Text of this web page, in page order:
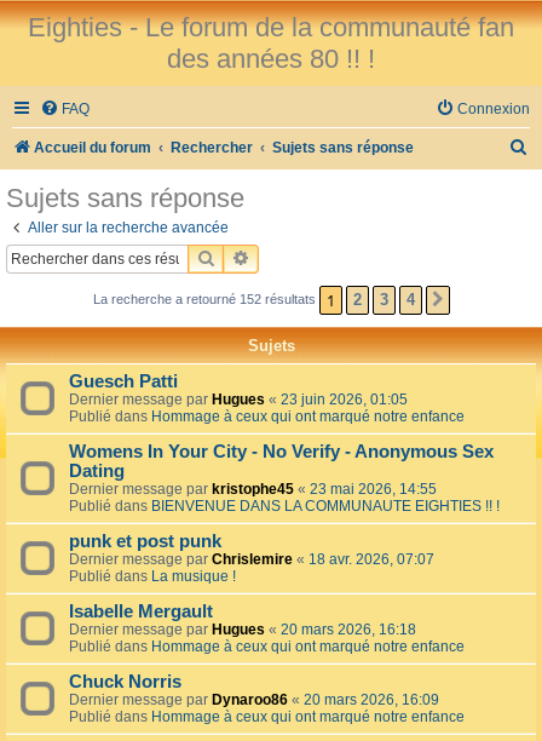
Eighties - Le forum de la communauté fan
des années 80 !! !
FAQ Connexion
Accueil du forum Rechercher Sujets sans réponse
h
r
Sujets sans réponse
Aller sur la recherche avancée
RECHERCHER
RECHERCHE AVANCÉE
La recherche a retourné 152 résultats 1 2 3 4
Sujets
Guesch Patti
Dernier message par Hugues « 23 juin 2026, 01:05
Publié dans Hommage à ceux qui ont marqué notre enfance
Womens In Your City - No Verify - Anonymous Sex
Dating
Dernier message par kristophe45 « 23 mai 2026, 14:55
Publié dans BIENVENUE DANS LA COMMUNAUTE EIGHTIES !! !
punk et post punk
Dernier message par Chrislemire « 18 avr. 2026, 07:07
Publié dans La musique !
Isabelle Mergault
Dernier message par Hugues « 20 mars 2026, 16:18
Publié dans Hommage à ceux qui ont marqué notre enfance
Chuck Norris
Dernier message par Dynaroo86 « 20 mars 2026, 16:09
Publié dans Hommage à ceux qui ont marqué notre enfance